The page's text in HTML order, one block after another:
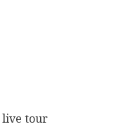
live tour